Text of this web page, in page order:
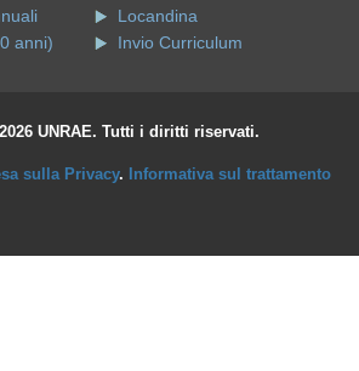
anni)
Locandina
Invio Curriculum
UNRAE. Tutti i diritti riservati.
sulla Privacy. Informativa sul trattamento